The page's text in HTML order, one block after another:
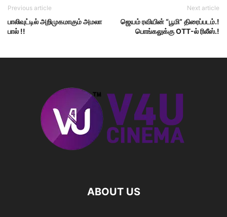
Previous article
பாலிவுட்டில் அறிமுகமாகும் அமலா
பால் !!
Next article
ஜெயம் ரவியின் “பூமி” திரைப்படம்.!
பொங்கலுக்கு OTT-ல் ரிலீஸ்.!
ABOUT US